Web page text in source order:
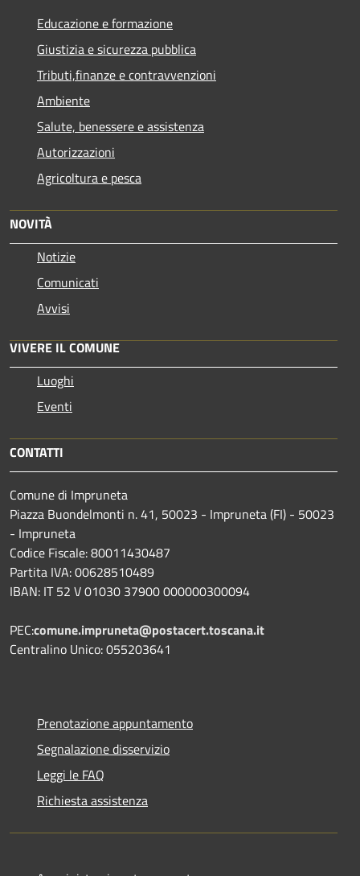
Educazione e formazione
Giustizia e sicurezza pubblica
Tributi,finanze e contravvenzioni
Ambiente
Salute, benessere e assistenza
Autorizzazioni
Agricoltura e pesca
NOVITÀ
Notizie
Comunicati
Avvisi
VIVERE IL COMUNE
Luoghi
Eventi
CONTATTI
Comune di Impruneta
Piazza Buondelmonti n. 41, 50023 - Impruneta (FI) - 50023
- Impruneta
Codice Fiscale: 80011430487
Partita IVA: 00628510489
IBAN: IT 52 V 01030 37900 000000300094
PEC:comune.impruneta@postacert.toscana.it
Centralino Unico: 055203641
Prenotazione appuntamento
Segnalazione disservizio
Leggi le FAQ
Richiesta assistenza